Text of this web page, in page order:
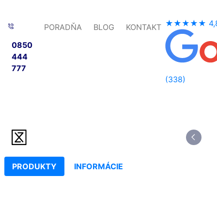
0850
444
777
PORADŇA BLOG KONTAKT ★★★★★
(338)
PRODUKTY INFORMÁCIE